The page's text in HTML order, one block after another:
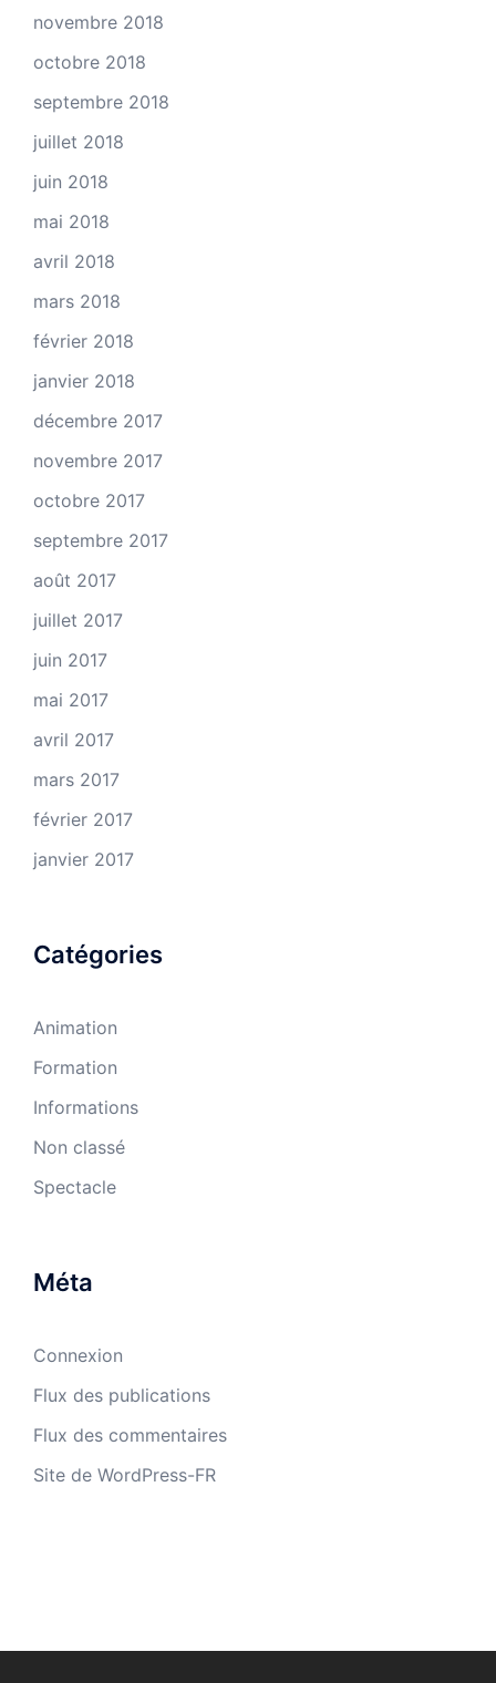
novembre 2018
octobre 2018
septembre 2018
juillet 2018
juin 2018
mai 2018
avril 2018
mars 2018
février 2018
janvier 2018
décembre 2017
novembre 2017
octobre 2017
septembre 2017
août 2017
juillet 2017
juin 2017
mai 2017
avril 2017
mars 2017
février 2017
janvier 2017
Catégories
Animation
Formation
Informations
Non classé
Spectacle
Méta
Connexion
Flux des publications
Flux des commentaires
Site de WordPress-FR